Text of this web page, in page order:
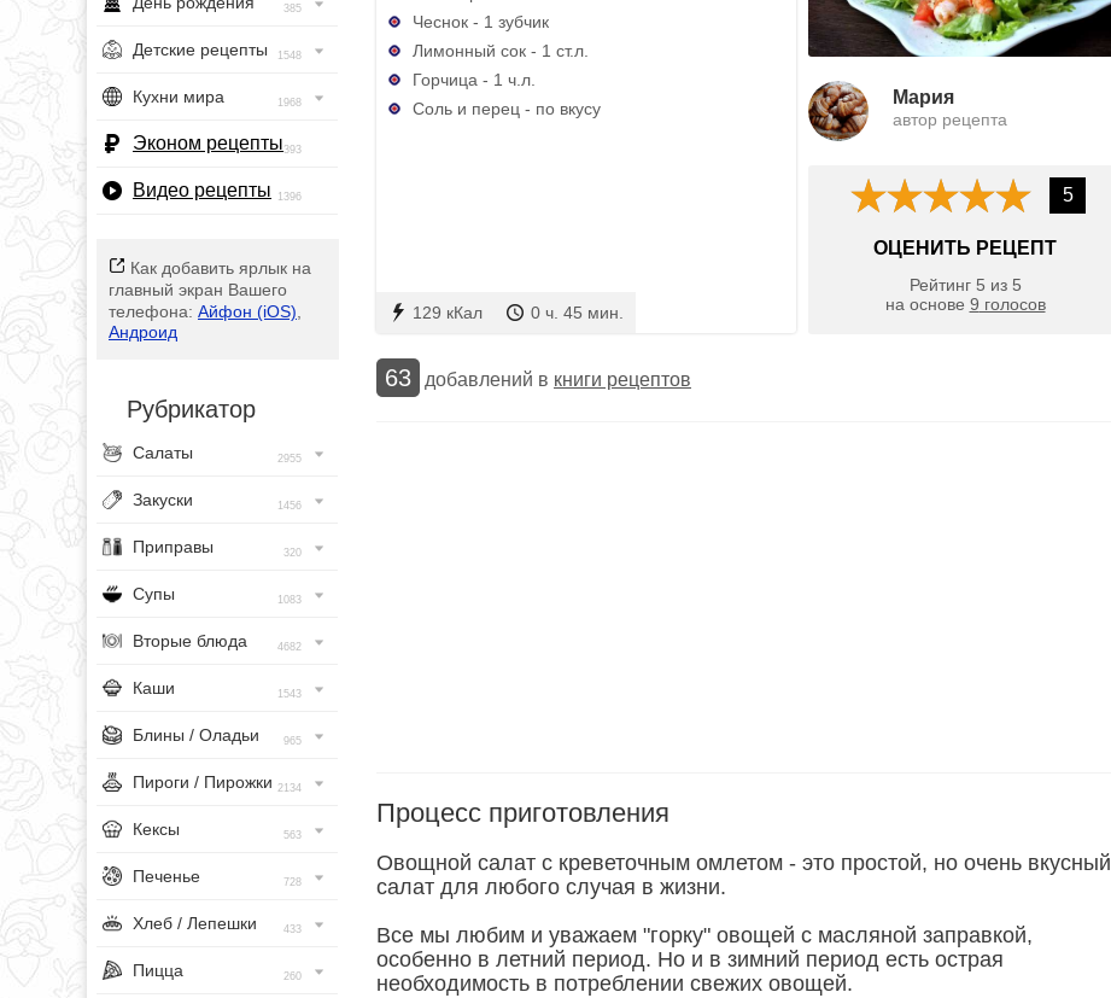
385
Детские рецепты 1548
Кухни мира 1968
Эконом рецепты393
Видео рецепты 1396
Как добавить ярлык на
главный экран Вашего
телефона: Айфон (iOS)
Андроид
Рубрикатор
Салаты 2955
Закуски 1456
Приправы 320
Супы 1083
Вторые блюда 4682
Каши 1543
Блины / Оладьи 965
Пироги / Пирожки 2134
Кексы 563
Печенье 728
Хлеб / Лепешки 433
Пицца 260
Чеснок - 1 зубчик
Лимонный сок - 1 ст.л.
Горчица - 1 ч.л.
Соль и перец - по вкусу
129 кКал 0 ч. 45 мин.
Мария
автор рецепта
5
ОЦЕНИТЬ РЕЦЕПТ
Рейтинг 5 из 5
на основе 9 голосов
63 добавлений в книги рецептов
Процесс приготовления
Овощной салат с креветочным омлетом - это простой, но очень вкусный
салат для любого случая в жизни.
Все мы любим и уважаем "горку" овощей с масляной заправкой,
особенно в летний период. Но и в зимний период есть острая
необходимость в потреблении свежих овощей.